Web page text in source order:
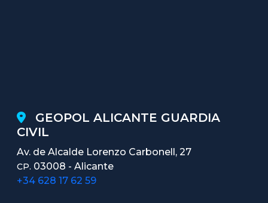
GEOPOL ALICANTE GUARDIA
CIVIL
Av. de Alcalde Lorenzo Carbonell, 27
CP. 03008 - Alicante
+34 628 17 62 59